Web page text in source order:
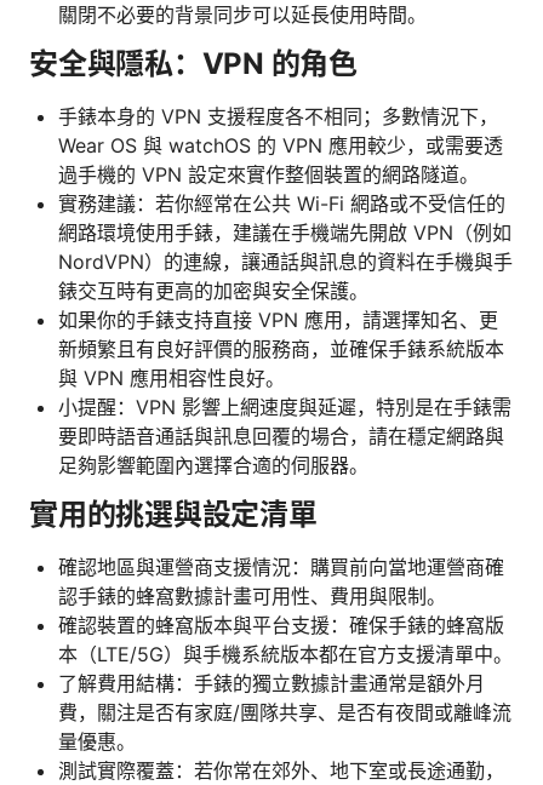
關閉不必要的背景同步可以延長使用時間。
安全與隱私：VPN 的角色
手錶本身的 VPN 支援程度各不相同；多數情況下，
Wear OS 與 watchOS 的 VPN 應用較少，或需要透
過手機的 VPN 設定來實作整個裝置的網路隧道。
實務建議：若你經常在公共 Wi-Fi 網路或不受信任的
網路環境使用手錶，建議在手機端先開啟 VPN（例如
NordVPN）的連線，讓通話與訊息的資料在手機與手
錶交互時有更高的加密與安全保護。
如果你的手錶支持直接 VPN 應用，請選擇知名、更
新頻繁且有良好評價的服務商，並確保手錶系統版本
與 VPN 應用相容性良好。
小提醒：VPN 影響上網速度與延遲，特別是在手錶需
要即時語音通話與訊息回覆的場合，請在穩定網路與
足夠影響範圍內選擇合適的伺服器。
實用的挑選與設定清單
確認地區與運營商支援情況：購買前向當地運營商確
認手錶的蜂窩數據計畫可用性、費用與限制。
確認裝置的蜂窩版本與平台支援：確保手錶的蜂窩版
本（LTE/5G）與手機系統版本都在官方支援清單中。
了解費用結構：手錶的獨立數據計畫通常是額外月
費，關注是否有家庭/團隊共享、是否有夜間或離峰流
量優惠。
測試實際覆蓋：若你常在郊外、地下室或長途通勤，